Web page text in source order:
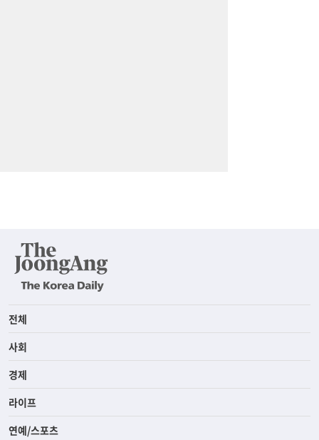
전체
사회
경제
라이프
연예/스포츠